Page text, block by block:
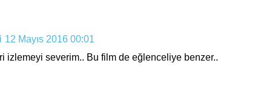
12 Mayıs 2016 00:01
izlemeyi severim.. Bu film de eğlenceliye benzer..